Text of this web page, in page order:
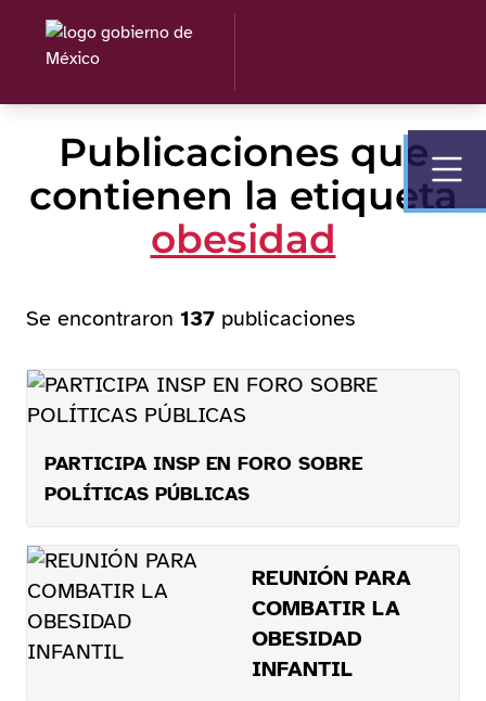
Publicaciones que
contienen la etiqueta
obesidad
Se encontraron 137 publicaciones
PARTICIPA INSP EN FORO SOBRE
POLÍTICAS PÚBLICAS
REUNIÓN PARA
COMBATIR LA
OBESIDAD
INFANTIL